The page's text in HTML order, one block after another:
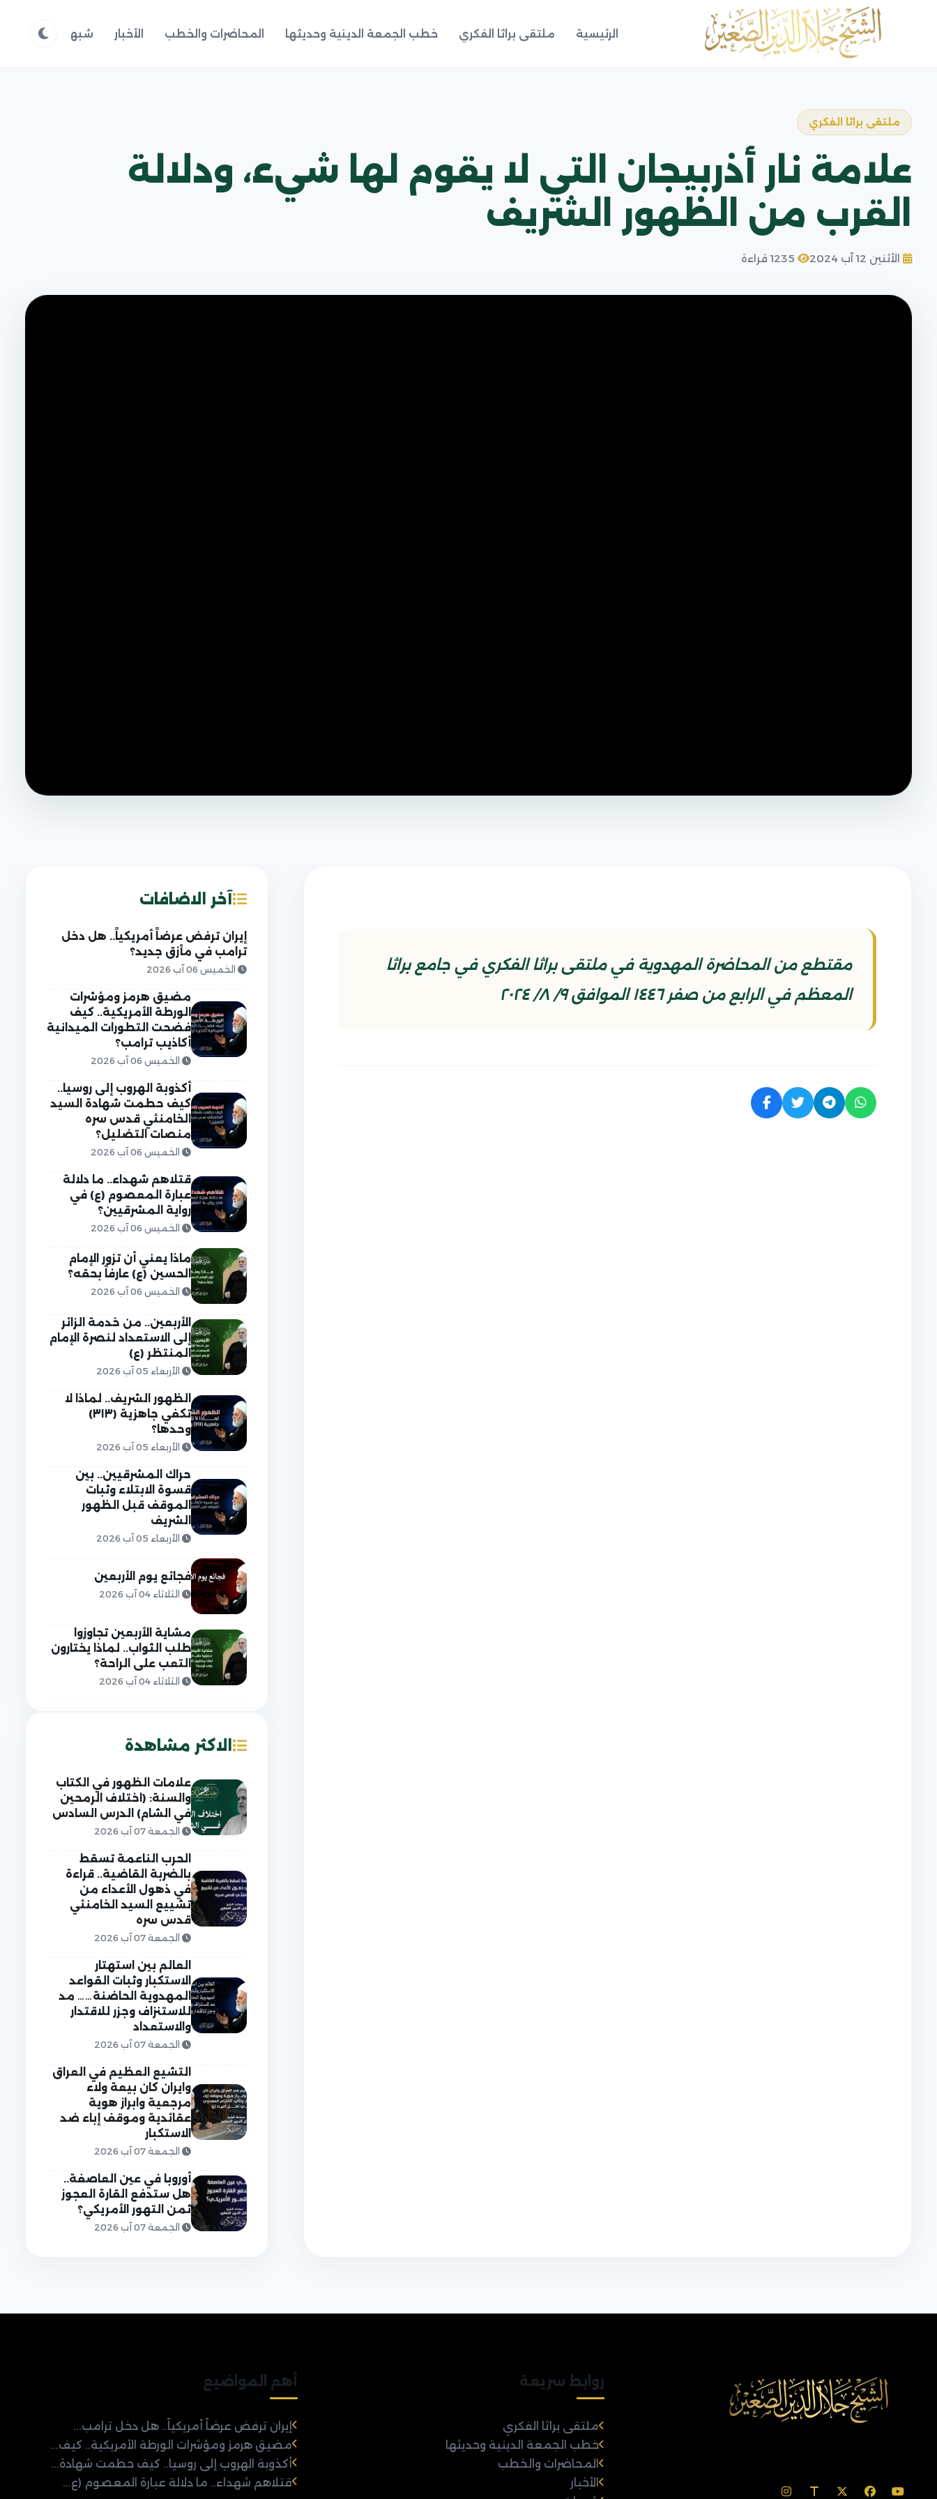
الرئيسية ملتقى براثا الفكري خطب الجمعة الدينية وحديثها المحاضرات والخطب الأخبار شبهات وردود
ملتقى براثا الفكري
علامة نار أذربيجان التي لا يقوم لها شيء، ودلالة
القرب من الظهور الشريف
الأثنين 12 آب 2024
مقتطع من المحاضرة المهدوية في ملتقى براثا الفكري في جامع براثا
المعظم في الرابع من صفر ١٤٤٦ الموافق ٩/ ٨/ ٢٠٢٤
آخر الاضافات
إيران ترفض عرضاً أمريكياً.. هل دخل
ترامب في مأزق جديد؟
الخميس 06 آب 2026
مضيق هرمز ومؤشرات
الورطة الأمريكية.. كيف
فضحت التطورات الميدانية
أكاذيب ترامب؟
الخميس 06 آب 2026
أكذوبة الهروب إلى روسيا..
كيف حطمت شهادة السيد
الخامنئي قدس سره
منصات التضليل؟
الخميس 06 آب 2026
قتلاهم شهداء.. ما دلالة
عبارة المعصوم (ع) في
رواية المشرقيين؟
الخميس 06 آب 2026
ماذا يعني أن تزور الإمام
الحسين (ع) عارفاً بحقه؟
الخميس 06 آب 2026
الأربعين.. من خدمة الزائر
إلى الاستعداد لنصرة الإمام
المنتظر (ع)
الأربعاء 05 آب 2026
الظهور الشريف.. لماذا لا
تكفي جاهزية (٣١٣)
وحدها؟
الأربعاء 05 آب 2026
حراك المشرقيين.. بين
قسوة الابتلاء وثبات
الموقف قبل الظهور
الشريف
الأربعاء 05 آب 2026
فجائع يوم الأربعين
الثلاثاء 04 آب 2026
مشاية الأربعين تجاوزوا
طلب الثواب.. لماذا يختارون
التعب على الراحة؟
الثلاثاء 04 آب 2026
الاكثر مشاهدة
علامات الظهور في الكتاب
والسنة: (اختلاف الرمحين
في الشام) الدرس السادس
الجمعة 07 آب 2026
الحرب الناعمة تسقط
بالضربة القاضية.. قراءة
في ذهول الأعداء من
تشييع السيد الخامنئي
قدس سره
الجمعة 07 آب 2026
العالم بين استهتار
الاستكبار وثبات القواعد
المهدوية الحاضنة…… مد
للاستنزاف وجزر للاقتدار
والاستعداد
الجمعة 07 آب 2026
التشيع العظيم في العراق
وايران كان بيعة ولاء
مرجعية وابراز هوية
عقائدية وموقف إباء ضد
الاستكبار
الجمعة 07 آب 2026
أوروبا في عين العاصفة..
هل ستدفع القارة العجوز
ثمن التهور الأمريكي؟
الجمعة 07 آب 2026
روابط سريعة
ملتقى براثا الفكري
خطب الجمعة الدينية وحديثها
المحاضرات والخطب
الأخبار
أهم المواضيع
إيران ترفض عرضاً أمريكياً.. هل دخل ترامب...
مضيق هرمز ومؤشرات الورطة الأمريكية.. كيف...
أكذوبة الهروب إلى روسيا.. كيف حطمت شهادة...
قتلاهم شهداء.. ما دلالة عبارة المعصوم (ع...